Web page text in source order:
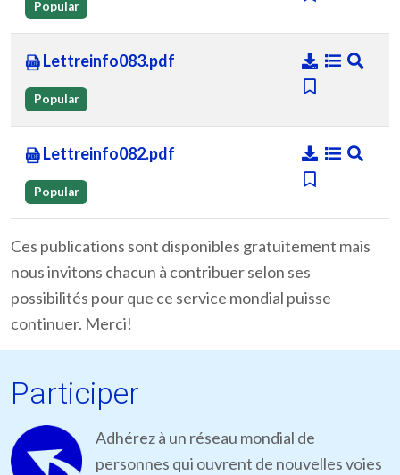
Popular
Lettreinfo083.pdf
Popular
Lettreinfo082.pdf
Popular
Ces publications sont disponibles gratuitement mais
nous invitons chacun à contribuer selon ses
possibilités pour que ce service mondial puisse
continuer. Merci!
Participer
Adhérez à un réseau mondial de
personnes qui ouvrent de nouvelles voies